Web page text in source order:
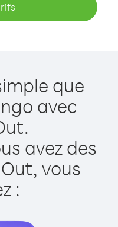
que
avec
avez des
vous
: